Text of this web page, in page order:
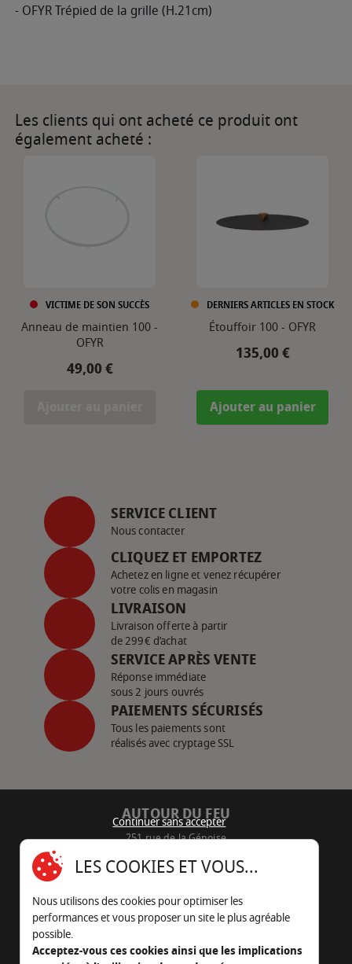
- OFYR Trépied de la grille (H.21cm)
Les clients qui ont acheté ce produit ont
également acheté :
VICTIME DE SON SUCCÈS
Anneau de maintien 100 -
OFYR
Prix
49,00 €
DERNIERS ARTICLES EN STOCK
Étouffoir 100 - OFYR
Prix
135,00 €
Ajouter au panier
SERVICE CLIENT
Nous contacter
CLIQUEZ ET EMPORTEZ
Achetez en ligne et venez récupérer
votre colis en magasin
LIVRAISON
Livraison offerte à partir
de 299€ d’achat
SERVICE APRÈS VENTE
Réponse immédiate
sous 2 jours ouvrés
PAIEMENTS SÉCURISÉS
Tous les paiements sont
réalisés avec cryptage SSL
AUTOUR DU FEU
251 rue de la Génoise
05 45 22 98 09
Nous envoyer un e-mail
Continuer sans accepter
LES COOKIES ET VOUS...
Nous utilisons des cookies pour optimiser les
performances et vous proposer un site le plus agréable
possible.
Acceptez-vous ces cookies ainsi que les implications